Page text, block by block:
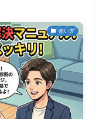
使い方